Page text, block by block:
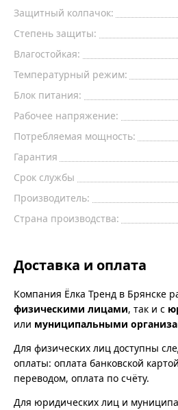
Защитный колпачок:
Степень защиты:
Влагостойкая:
Температурный режим:
Блок питания:
Рабочее напряжение:
Потребляемая мощность:
Гарантия
Срок службы
Производитель:
Страна производства:
Доставка и оплата
Компания Ёлка Тренд в Брянске
физическими лицами, так и с
или муниципальными
Для физических лиц доступны
оплаты: оплата банковской
переводом, оплата по счёту.
Для юридических лиц и